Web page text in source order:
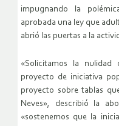
impugnando la
aprobada una ley que
abrió las puertas a la
«Solicitamos la
proyecto de iniciativa
proyecto sobre tablas
Neves», describió la
«sostenemos que la